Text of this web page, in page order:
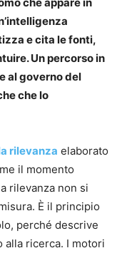
e cita le fonti,
Un percorso in
al governo del
che lo
rilevanza elaborato
il momento
rilevanza non si
È il principio
perché descrive
alla ricerca. I motori